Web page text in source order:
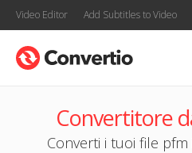
Video Editor Add Subtitles to Video
Convertitore
Converti i tuoi file